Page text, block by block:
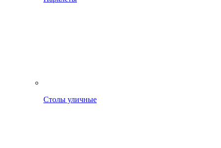
Столы уличные